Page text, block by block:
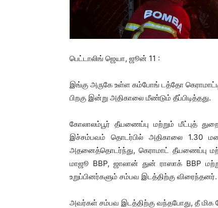
பெட்டாலிங் ஜெயா, ஜூன் 11 :
இங்கு அருகே உள்ள கம்போங் டத்தோ
பிறகு இன்று அதிகாலை மீண்டும் தீப்பிடித்தது.
கோலாலம்பூர் தீயணைப்பு மற்றும் மீட்புத்
இச்சம்பவம் தொடர்பில் அதிகாலை 1.30
அதனைத்தொடர்ந்து, கெராமாட் தீயணைப்பு
மாஜூ BBP, ஜாலான் துன் ராஸாக் BBP
உறுப்பினர்களும் சம்பவ இடத்திற்கு விரைந்தனர்.
அவர்கள் சம்பவ இடத்திற்கு வந்தபோது, ​​​​தீ மிக